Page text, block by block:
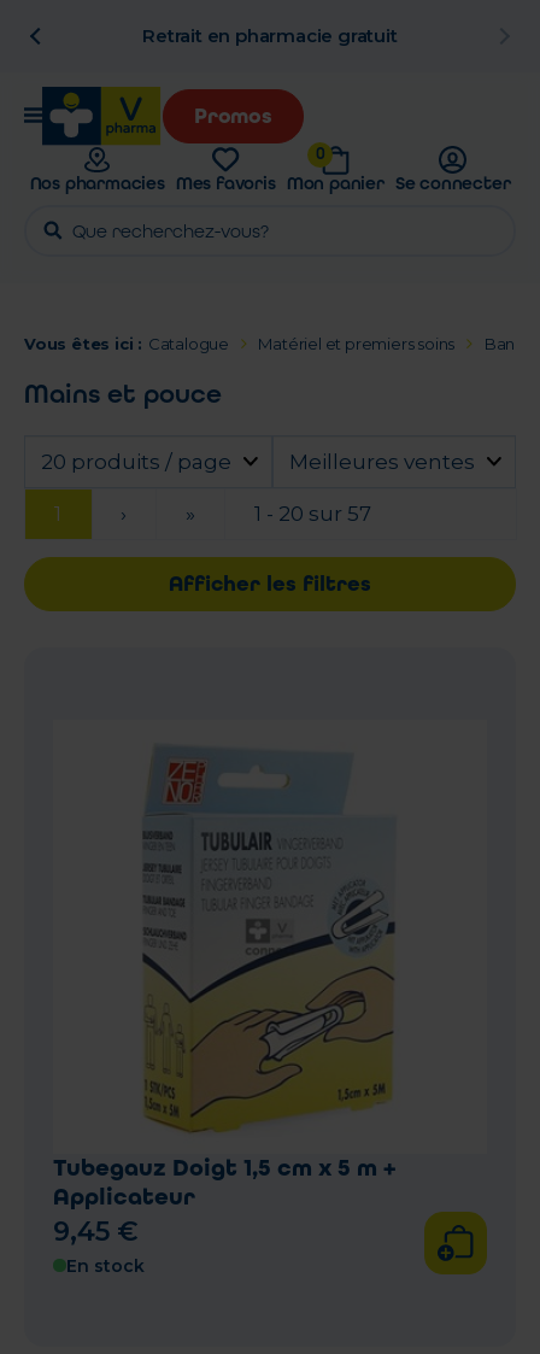
Retrait en pharmacie gratuit
Promos
Nos pharmacies Mes favoris
0
Mon panier Se connecter
Vous êtes ici : Catalogue Matériel et premiers soins
Mains et pouce
20 produits / page Meilleures ventes
1 › » 1 - 20 sur 57
Afficher les filtres
Tubegauz Doigt 1,5 cm x 5 m +
Applicateur
9,45 €
En stock